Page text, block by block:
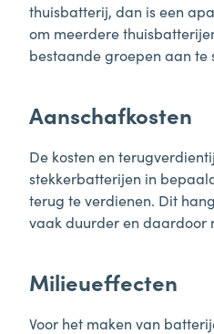
thuisbatterij, dan is een
om meerdere
bestaande groepen aan te
Aanschafkosten
De kosten en
stekkerbatterijen in
terug te verdienen. Dit
vaak duurder en daardoor
Milieueffecten
Voor het maken van